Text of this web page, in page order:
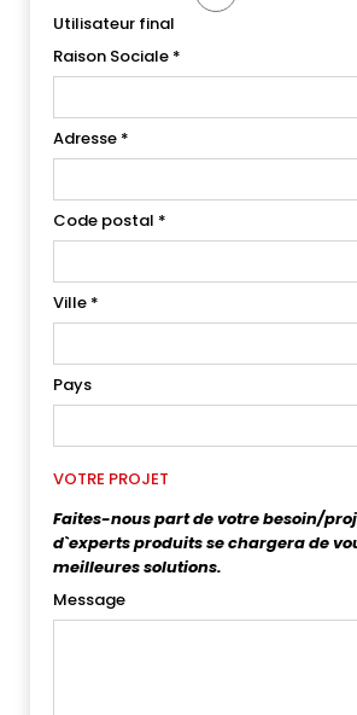
Utilisateur final
Raison Sociale *
Adresse *
Code postal *
Ville *
Pays
VOTRE PROJET
Faites-nous part de votre besoin/
d`experts produits se chargera de
meilleures solutions.
Message